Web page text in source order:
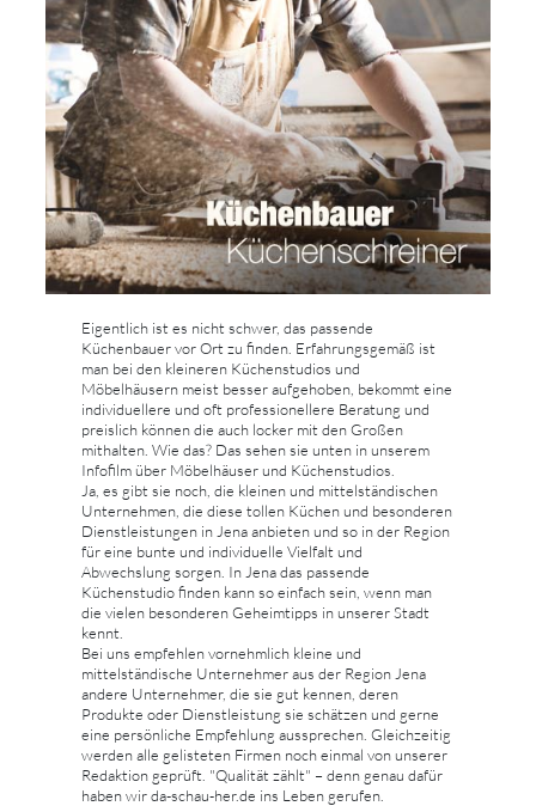
Eigentlich ist es nicht schwer, das passende
Küchenbauer vor Ort zu finden. Erfahrungsgemäß ist
man bei den kleineren Küchenstudios und
Möbelhäusern meist besser aufgehoben, bekommt eine
individuellere und oft professionellere Beratung und
preislich können die auch locker mit den Großen
mithalten. Wie das? Das sehen sie unten in unserem
Infofilm über Möbelhäuser und Küchenstudios.
Ja, es gibt sie noch, die kleinen und mittelständischen
Unternehmen, die diese tollen Küchen und besonderen
Dienstleistungen in Jena anbieten und so in der Region
für eine bunte und individuelle Vielfalt und
Abwechslung sorgen. In Jena das passende
Küchenstudio finden kann so einfach sein, wenn man
die vielen besonderen Geheimtipps in unserer Stadt
kennt.
Bei uns empfehlen vornehmlich kleine und
mittelständische Unternehmer aus der Region Jena
andere Unternehmer, die sie gut kennen, deren
Produkte oder Dienstleistung sie schätzen und gerne
eine persönliche Empfehlung aussprechen. Gleichzeitig
werden alle gelisteten Firmen noch einmal von unserer
Redaktion geprüft. "Qualität zählt" – denn genau dafür
haben wir da-schau-her.de ins Leben gerufen.